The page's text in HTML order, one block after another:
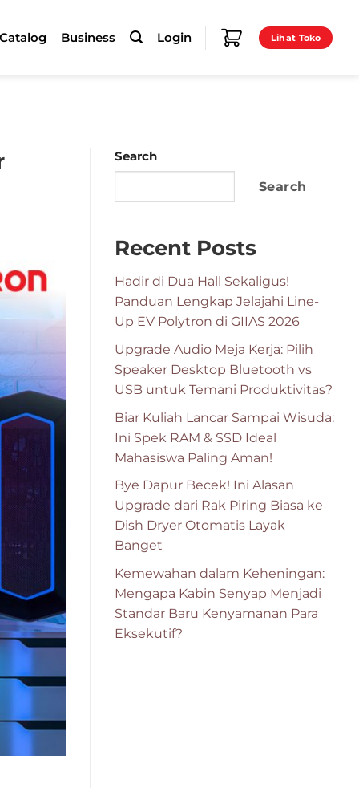
Business Login Lihat Toko
Search
Search
Recent Posts
Hadir di Dua Hall Sekaligus!
Panduan Lengkap Jelajahi Line-
Up EV Polytron di GIIAS 2026
Upgrade Audio Meja Kerja: Pilih
Speaker Desktop Bluetooth vs
USB untuk Temani Produktivitas?
Biar Kuliah Lancar Sampai Wisuda:
Ini Spek RAM & SSD Ideal
Mahasiswa Paling Aman!
Bye Dapur Becek! Ini Alasan
Upgrade dari Rak Piring Biasa ke
Dish Dryer Otomatis Layak
Banget
Kemewahan dalam Keheningan:
Mengapa Kabin Senyap Menjadi
Standar Baru Kenyamanan Para
Eksekutif?